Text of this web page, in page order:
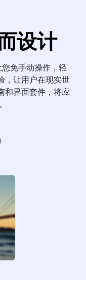
设计
免手动操作，轻
，让用户在现实世
和界面套件，将应